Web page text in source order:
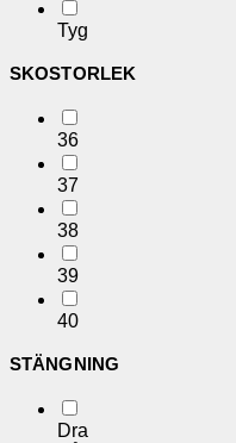
Tyg
SKOSTORLEK
36
37
38
39
40
STÄNGNING
Dra